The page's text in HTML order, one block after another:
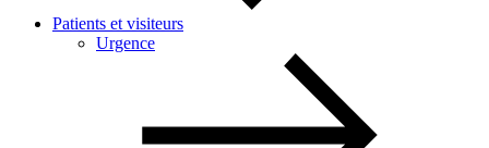
Patients et visiteurs
Urgence